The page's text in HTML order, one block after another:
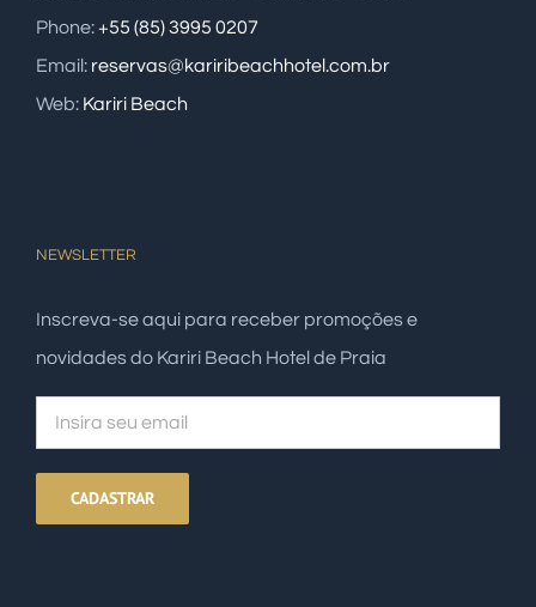
Phone:+55 (85) 3995 0207
Email: reservas@kariribeachhotel.com.br
Web: Kariri Beach
NEWSLETTER
Inscreva-se aqui para receber promoções e
novidades do Kariri Beach Hotel de Praia